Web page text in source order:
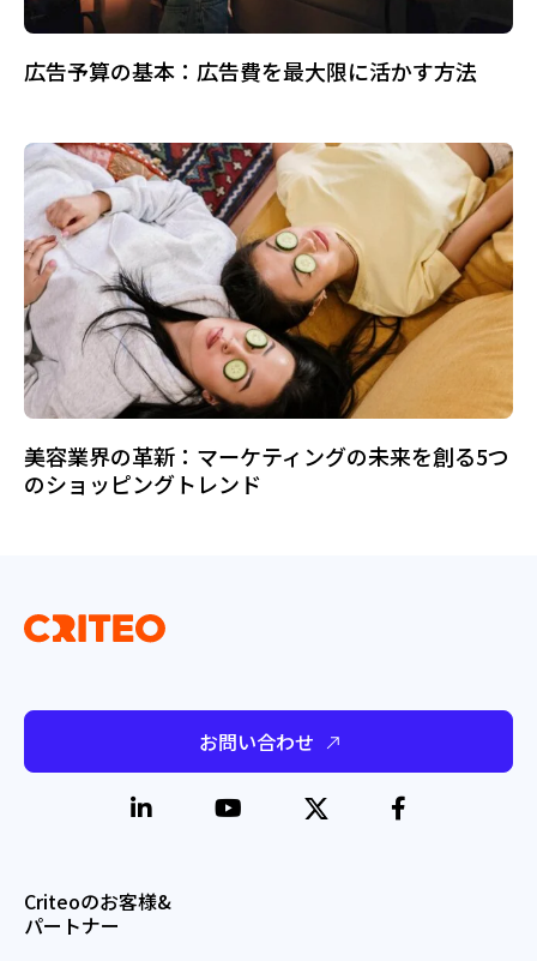
広告予算の基本：広告費を最大限に活かす方法
美容業界の革新：マーケティングの未来を創る5つ
のショッピングトレンド
お問い合わせ
Criteoのお客様&
パートナー